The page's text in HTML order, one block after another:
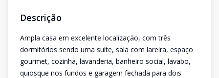
Descrição
Ampla casa em excelente localização, com três
dormitórios sendo uma suíte, sala com lareira, espaço
gourmet, cozinha, lavanderia, banheiro social, lavabo,
quiosque nos fundos e garagem fechada para dois